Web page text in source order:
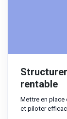
rentable
Mettre en place
et piloter